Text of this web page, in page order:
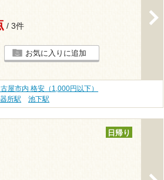
/ 3件
お気に入りに追加
屋市内 格安（1,000円以下）
所駅 池下駅
日帰り